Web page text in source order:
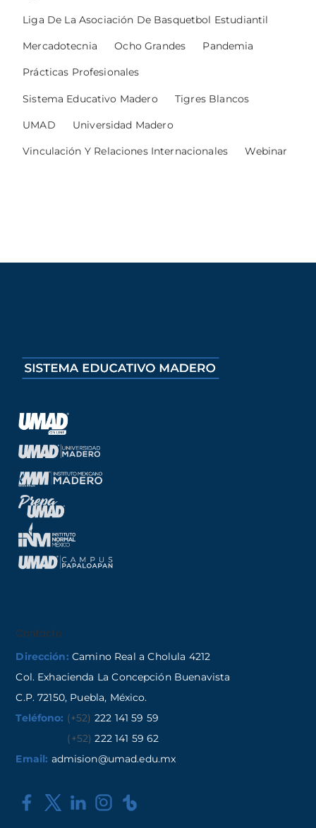
Liga De La Asociación De Basquetbol Estudiantil
Mercadotecnia Ocho Grandes Pandemia
Prácticas Profesionales
Sistema Educativo Madero Tigres Blancos
UMAD Universidad Madero
Vinculación Y Relaciones Internacionales Webinar
Contacto
Dirección: Camino Real a Cholula 4212
Col. Exhacienda La Concepción Buenavista
C.P. 72150, Puebla, México.
Teléfono: (+52) 222 141 59 59
(+52) 222 141 59 62
Email: admision@umad.edu.mx